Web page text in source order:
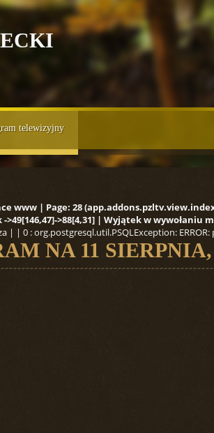
telewizyjny
www | Page: 28
->49[146,47]->88[4,31] | Wyjątek w wywołaniu
| | 0 : org.postgresql.util.PSQLException:
NA 11